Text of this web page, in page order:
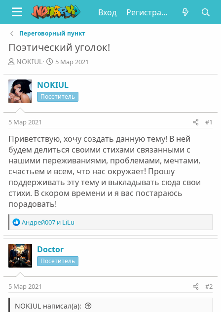
Вход Регистрация
Переговорный пункт
Поэтический уголок!
А
т
о
р
т
м
ы
NOKIUL
Д
т
а
н
л
5 Мар 2021
NOKIUL
Посетитель
5 Мар 2021 #1
Приветствую, хочу создать данную тему! В ней
будем делиться своими стихами связанными с
нашими переживаниями, проблемами, мечтами,
счастьем и всем, что нас окружает! Прошу
поддерживать эту тему и выкладывать сюда свои
стихи. В скором времени и я вас постараюсь
порадовать!
Р
е
а
к
ц
и
и
:
Андрей007и LiLu
Doctor
Посетитель
5 Мар 2021 #2
NOKIUL написал(а):